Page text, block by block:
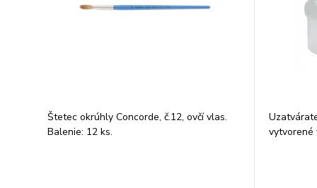
Štetec okrúhly Concorde, č.12, ovčí vlas.
Balenie: 12 ks.
vytvorené